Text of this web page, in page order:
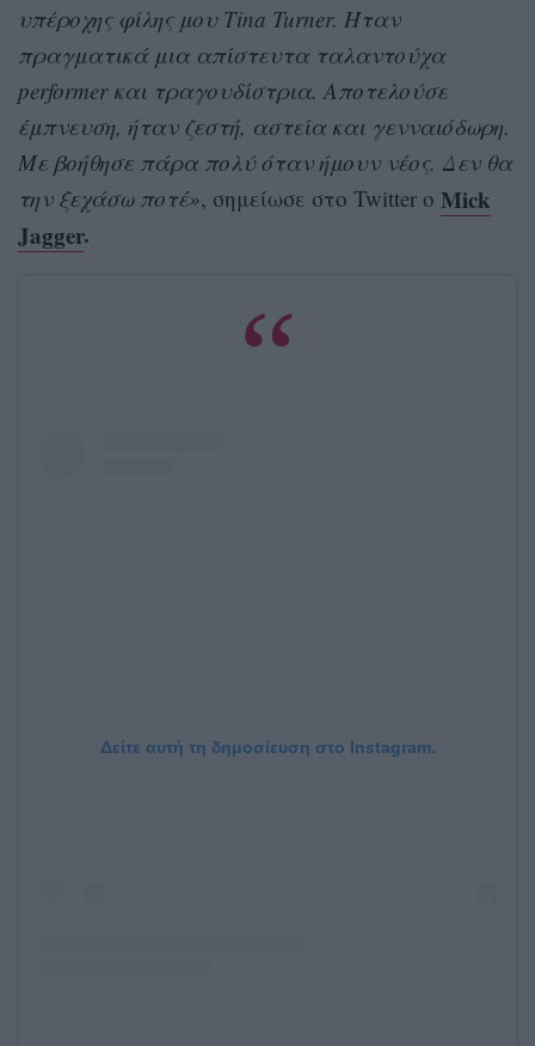
υπέροχης φίλης μου Tina Turner. Ήταν
πραγματικά μια απίστευτα ταλαντούχα
performer και τραγουδίστρια. Αποτελούσε
έμπνευση, ήταν ζεστή, αστεία και γενναιόδωρη.
Με βοήθησε πάρα πολύ όταν ήμουν νέος. Δεν θα
την ξεχάσω ποτέ», σημείωσε στο Twitter o Mick
Jagger.
Δείτε αυτή τη δημοσίευση στο Instagram.